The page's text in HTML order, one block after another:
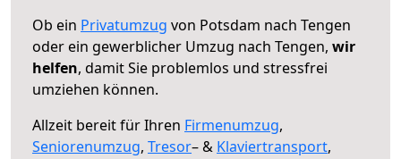
Ob ein Privatumzug von Potsdam nach Tengen
oder ein gewerblicher Umzug nach Tengen, wir
helfen, damit Sie problemlos und stressfrei
umziehen können.
Allzeit bereit für Ihren Firmenumzug,
Seniorenumzug, Tresor– & Klaviertransport,